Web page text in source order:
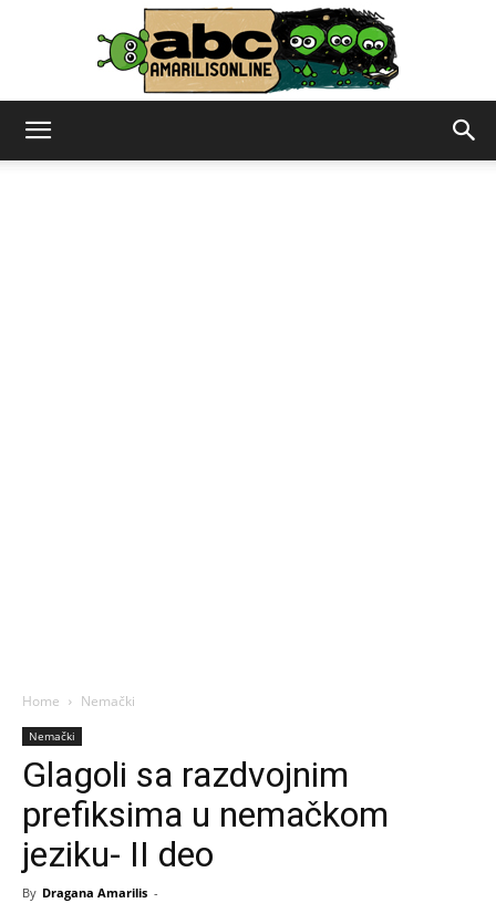
Home Nemački
Nemački
Glagoli sa razdvojnim
prefiksima u nemačkom
jeziku- II deo
By Dragana Amarilis -